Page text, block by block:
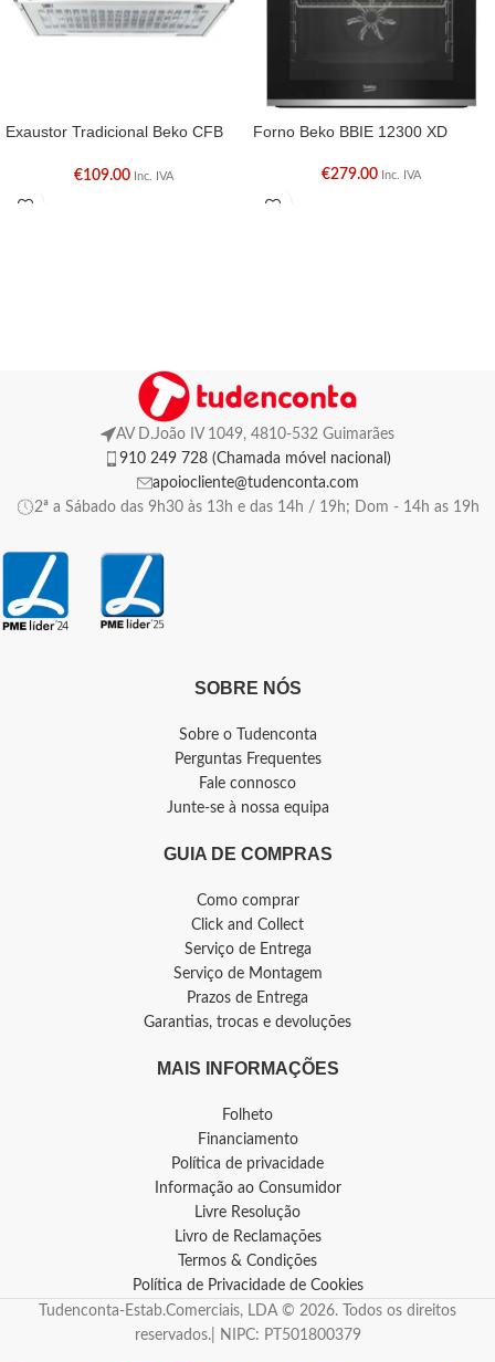
Exaustor Tradicional Beko CFB
€109.00 Inc. IVA
Forno Beko BBIE 12300 XD
€279.00 Inc. IVA
AV D.João IV 1049, 4810-532 Guimarães
910 249 728 (Chamada móvel nacional)
apoiocliente@tudenconta.com
2ª a Sábado das 9h30 às 13h e das 14h / 19h; Dom - 14h as 19h
SOBRE NÓS
Sobre o Tudenconta
Perguntas Frequentes
Fale connosco
Junte-se à nossa equipa
GUIA DE COMPRAS
Como comprar
Click and Collect
Serviço de Entrega
Serviço de Montagem
Prazos de Entrega
Garantias, trocas e devoluções
MAIS INFORMAÇÕES
Folheto
Financiamento
Política de privacidade
Informação ao Consumidor
Livre Resolução
Livro de Reclamações
Termos & Condições
Política de Privacidade de Cookies
Tudenconta-Estab.Comerciais, LDA © 2026. Todos os direitos
reservados.| NIPC: PT501800379